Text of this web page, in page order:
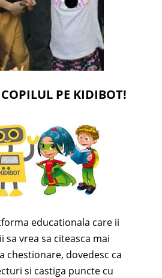
PE KIDIBOT!
educationala care ii
sa vrea sa citeasca mai
chestionare, dovedesc ca
si castiga puncte cu